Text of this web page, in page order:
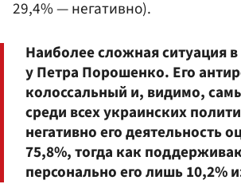
29,4% — негативно).
Наиболее сложная ситуация
у Петра Порошенко. Его
колоссальный и, видимо,
среди всех украинских
негативно его деятельность
75,8%, тогда как
персонально его лишь 10,2%